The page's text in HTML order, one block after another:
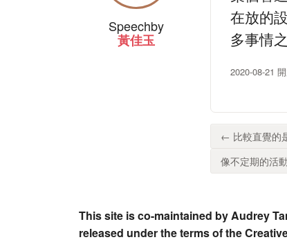
Speechby
黃佳玉
在放的
多事情
2020-08-21
← 比較直覺的
像不定期的活
This site is co-maintained by Audrey
released under the terms of the